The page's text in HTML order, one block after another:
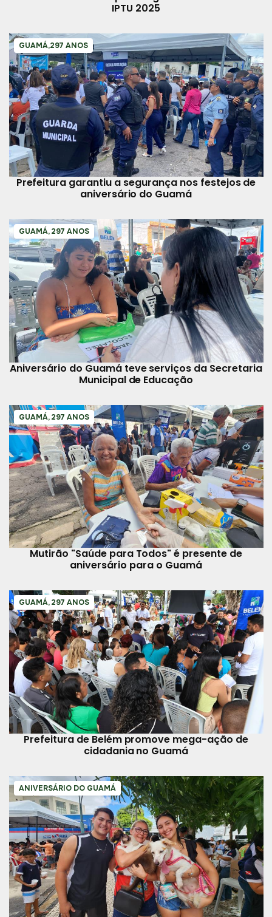
IPTU 2025
GUAMÁ,297 ANOS
Prefeitura garantiu a segurança nos festejos de
aniversário do Guamá
GUAMÁ, 297 ANOS
Aniversário do Guamá teve serviços da Secretaria
Municipal de Educação
GUAMÁ, 297 ANOS
Mutirão "Saúde para Todos" é presente de
aniversário para o Guamá
GUAMÁ, 297 ANOS
Prefeitura de Belém promove mega-ação de
cidadania no Guamá
ANIVERSÁRIO DO GUAMÁ